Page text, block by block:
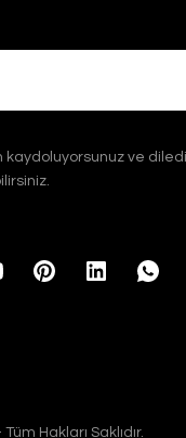
kaydoluyorsunuz ve
Hakları Saklıdır.